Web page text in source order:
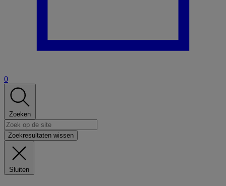
0
Zoeken
Zoekresultaten wissen
Sluiten